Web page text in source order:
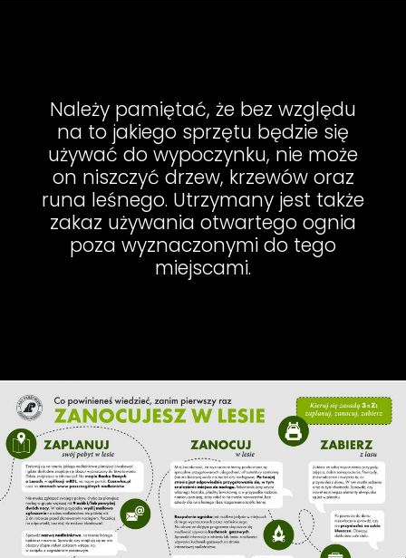
Należy pamiętać, że bez względu
na to jakiego sprzętu będzie się
używać do wypoczynku, nie może
on niszczyć drzew, krzewów oraz
runa leśnego. Utrzymany jest także
zakaz używania otwartego ognia
poza wyznaczonymi do tego
miejscami.